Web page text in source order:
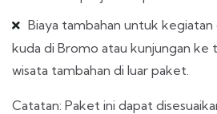
Biaya tambahan untuk
kuda di Bromo atau kunjungan
wisata tambahan di luar paket.
Catatan: Paket ini dapat